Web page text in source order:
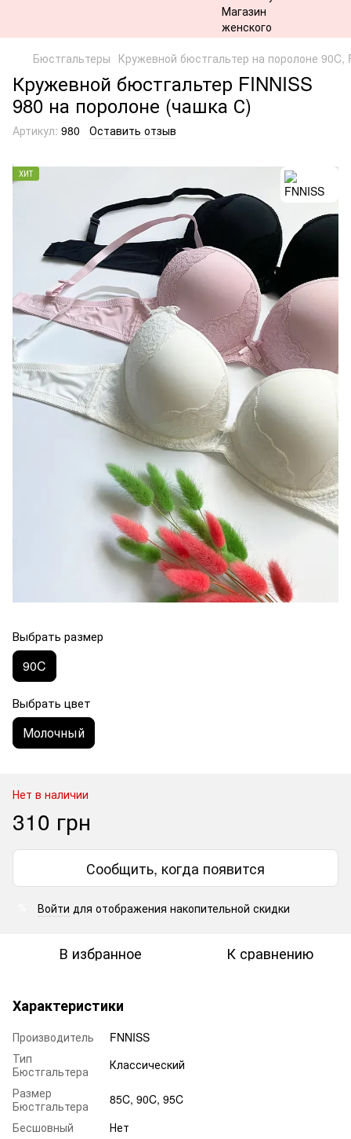
Бюстгальтеры Кружевной бюстгальтер на поролоне
Кружевной бюстгальтер FINNISS
980 на поролоне (чашка С)
Артикул: 980 Оставить отзыв
ХИТ
Выбрать размер
90C
Выбрать цвет
Молочный
Нет в наличии
310 грн
Сообщить, когда появится
Войти для отображения накопительной скидки
В избранное К сравнению
Характеристики
Производитель
FNNISS
Тип
Бюстгальтера
Классический
Размер
Бюстгальтера
85C, 90C, 95C
Бесшовный
Нет